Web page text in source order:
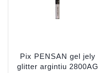
Pix PENSAN gel jely
glitter argintiu 2800AG